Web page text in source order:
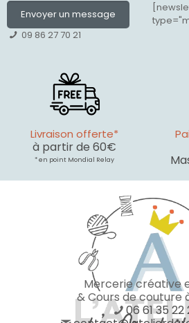
Envoyer un message
09 86 27 70 21
Livraison offerte*
à partir de 60€
* en point Mondial Relay
Mercerie créative
& Cours de couture
06 61 35 22